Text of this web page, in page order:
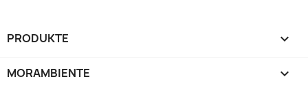
PRODUKTE 
MORAMBIENTE 